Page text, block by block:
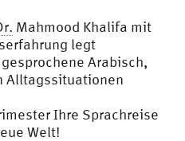
Mahmood Khalifa mit
legt
Arabisch,
Alltagssituationen
Ihre Sprachreise
Welt!